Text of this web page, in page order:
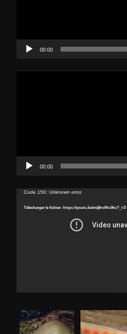
00:00
00:00
Lecteur
Code 150: Unknown error.
Télécharger le fichier: https://youtu.be/mij8roWo0hc?_=3